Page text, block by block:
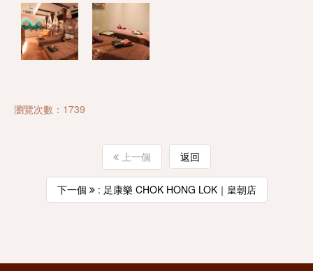
瀏覽次數：1739
上一個 返回
下一個 : 足康樂 CHOK HONG LOK｜皇朝店